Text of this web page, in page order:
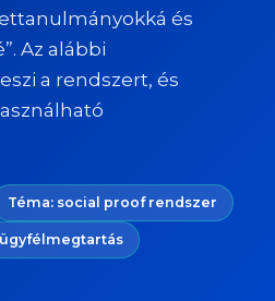
és
Az alábbi
a rendszert, és
Téma: social proof rendszer
ügyfélmegtartás